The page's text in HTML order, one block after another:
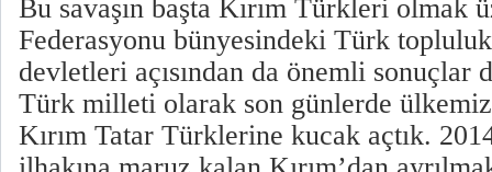
Bu savaşın başta Kırım Türkleri olmak
Federasyonu bünyesindeki Türk
devletleri açısından da önemli sonuçlar
Türk milleti olarak son günlerde
Kırım Tatar Türklerine kucak açtık.